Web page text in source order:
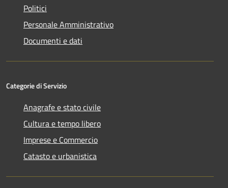
Politici
Personale Amministrativo
Documenti e dati
Categorie di Servizio
Anagrafe e stato civile
Cultura e tempo libero
Imprese e Commercio
Catasto e urbanistica